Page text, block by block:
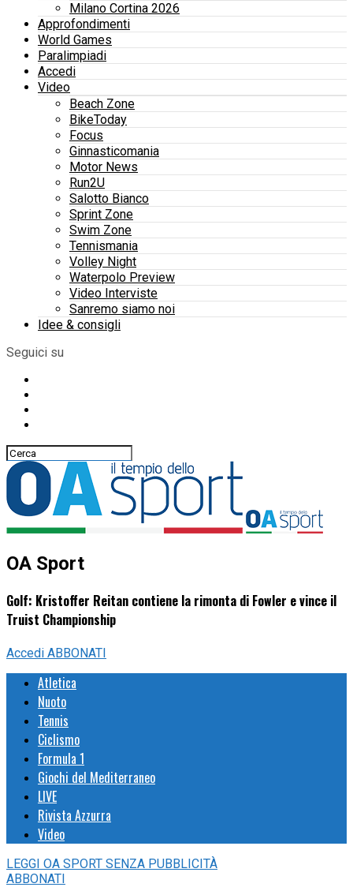
Milano Cortina 2026
Approfondimenti
World Games
Paralimpiadi
Accedi
Video
Beach Zone
BikeToday
Focus
Ginnasticomania
Motor News
Run2U
Salotto Bianco
Sprint Zone
Swim Zone
Tennismania
Volley Night
Waterpolo Preview
Video Interviste
Sanremo siamo noi
Idee & consigli
Seguici su
OA Sport
Golf: Kristoffer Reitan contiene la rimonta di Fowler e vince il
Truist Championship
Accedi ABBONATI
Atletica
Nuoto
Tennis
Ciclismo
Formula 1
Giochi del Mediterraneo
LIVE
Rivista Azzurra
Video
LEGGI OA SPORT SENZA PUBBLICITÀ
ABBONATI